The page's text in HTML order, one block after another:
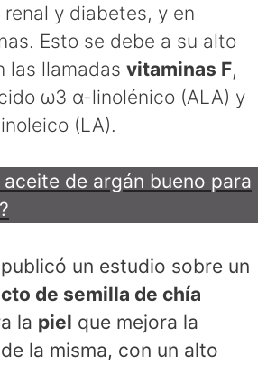
y diabetes, y en
Esto se debe a su alto
las llamadas vitaminas F,
ω3 α-linolénico (ALA) y
(LA).
aceite de argán bueno para
un estudio sobre un
de semilla de chía
la piel que mejora la
de la misma, con un alto